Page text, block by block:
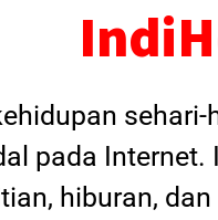
pada
hiburan,